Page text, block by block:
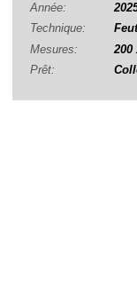
Année:
Technique:
Mesures:
200
Prêt: